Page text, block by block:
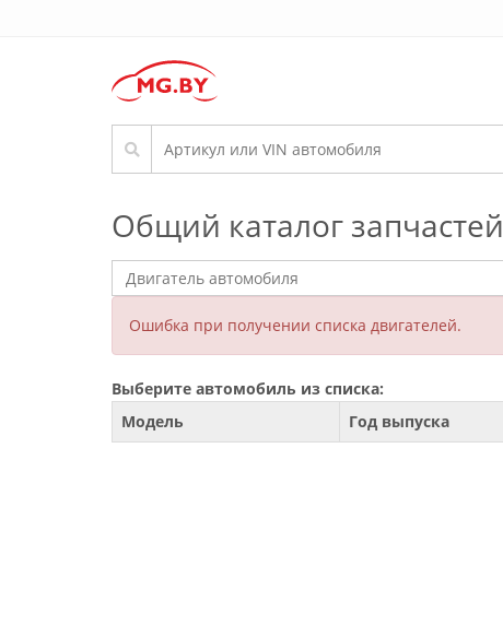
Общий каталог запчастей
Ошибка при получении списка двигателей.
Выберите автомобиль из списка:
Модель
Год выпуска